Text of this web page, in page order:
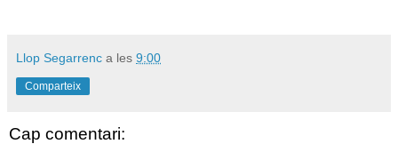
Llop Segarrenc a les 9:00
Comparteix
Cap comentari: